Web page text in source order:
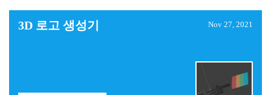
3D 로고 생성기 Nov 27, 2021